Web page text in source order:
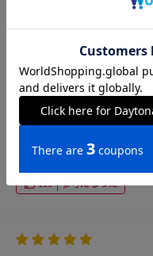
透けない生地 これから使え
たり感 薄手のタートル着る
40代前半
160cm
115 参考になった